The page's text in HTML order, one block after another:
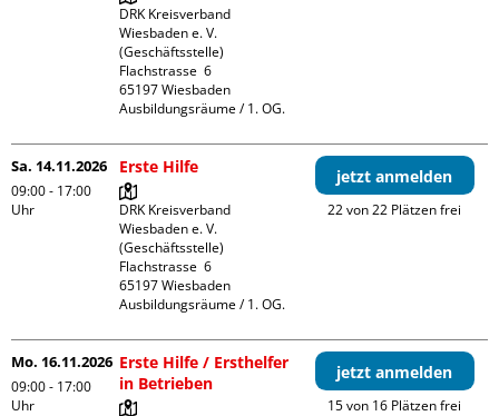
DRK Kreisverband
Wiesbaden e. V.
(Geschäftsstelle)
Flachstrasse  6
65197 Wiesbaden
Ausbildungsräume / 1. OG.
Sa. 14.11.2026
09:00 - 17:00
Uhr
Erste Hilfe
DRK Kreisverband
Wiesbaden e. V.
(Geschäftsstelle)
Flachstrasse  6
65197 Wiesbaden
Ausbildungsräume / 1. OG.
jetzt anmelden
22 von 22 Plätzen frei
Mo. 16.11.2026
09:00 - 17:00
Uhr
Erste Hilfe / Ersthelfer
in Betrieben
jetzt anmelden
15 von 16 Plätzen frei